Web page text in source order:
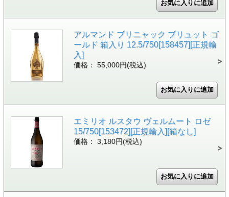
アルマンド ブリニャック ブリュット ゴ
ールド 箱入り 12.5/750[158457][正規輸
入]
価格： 55,000円(税込)
エミリオ ルスタウ ヴェルムート ロゼ
15/750[153472][正規輸入][箱なし]
価格： 3,180円(税込)